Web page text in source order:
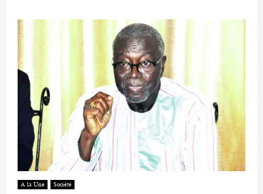
A la Une Société